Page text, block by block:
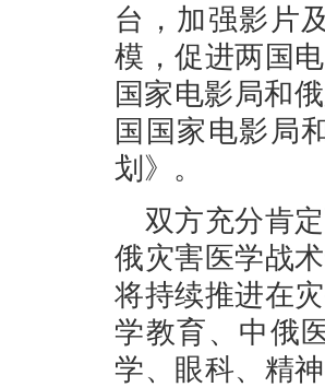
台，加强影片
模，促进两国
国家电影局和
国国家电影局
划》。
双方充分肯
俄灾害医学战
将持续推进在
学教育、中俄
学、眼科、精